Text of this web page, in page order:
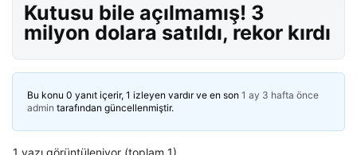
Kutusu bile açılmamış! 3
milyon dolara satıldı, rekor kırdı
Bu konu 0 yanıt içerir, 1 izleyen vardır ve en son 1 ay 3 hafta önce
admin tarafından güncellenmiştir.
1 yazı görüntüleniyor (toplam 1)